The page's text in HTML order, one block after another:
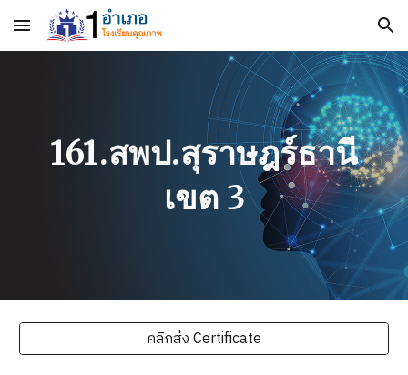
Skip to main content Skip to navigation
161.สพป.สุราษฎร์ธานี
เขต 3
คลิกส่ง Certificate